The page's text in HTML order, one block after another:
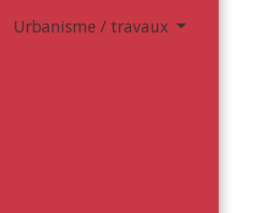
Urbanisme / travaux